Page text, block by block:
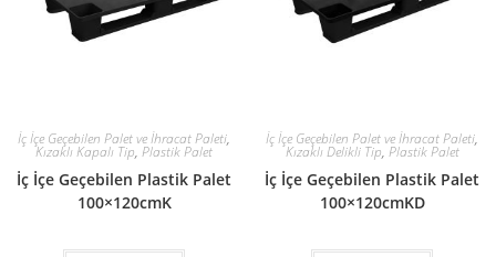
İç İçe Geçebilen Palet ve İhracat Paleti,
Kızaklı Kapalı Tip, Plastik Palet
İç İçe Geçebilen Plastik Palet
100×120cmK
İç İçe Geçebilen Palet ve İhracat Paleti,
Kızaklı Delikli Tip, Plastik Palet
İç İçe Geçebilen Plastik Palet
100×120cmKD